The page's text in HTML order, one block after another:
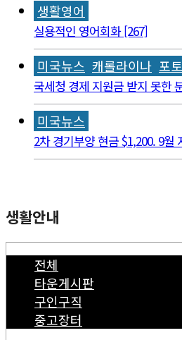
생활영어
실용적인 영어회화 [267]
미국뉴스 캐롤라이나 포
국세청 경제 지원금 받지 못한
미국뉴스
2차 경기부양 현금 $1,200. 9월
생활안내
전체
타운게시판
구인구직
중고장터